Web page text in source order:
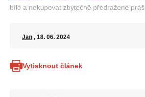
bílé a nekupovat zbytečně předražené
Jan , 18. 06. 2024
Vytisknout článek